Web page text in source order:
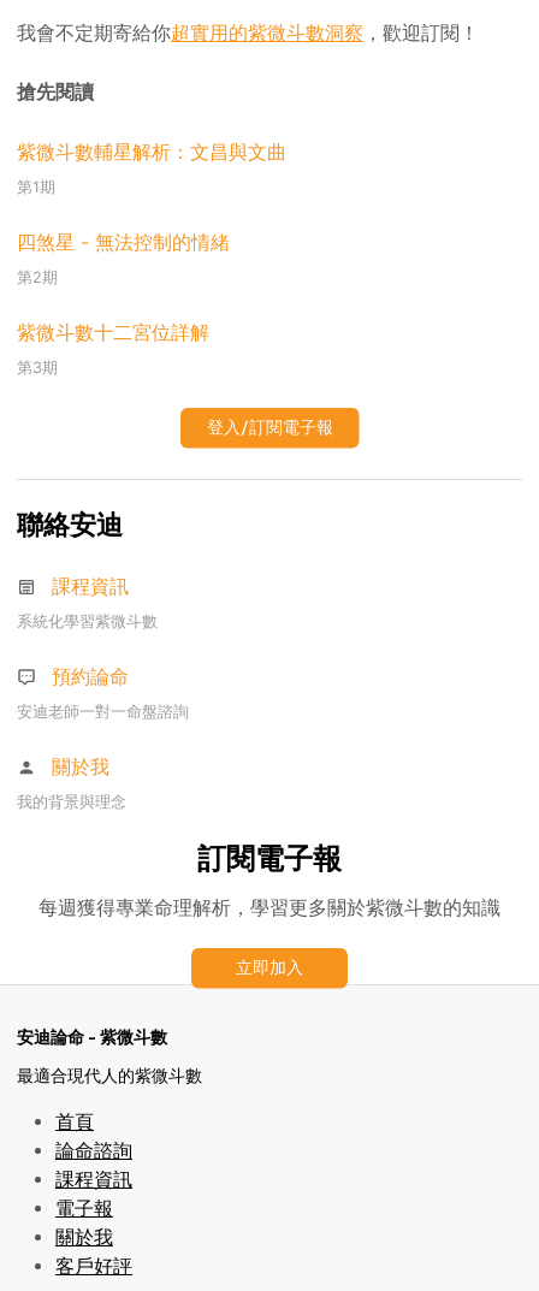
我會不定期寄給你超實用的紫微斗數洞察 ，歡迎訂閱！
搶先閱讀
紫微斗數輔星解析：文昌與文曲
第1期
四煞星 - 無法控制的情緒
第2期
紫微斗數十二宮位詳解
第3期
登入/訂閱電子報
聯絡安迪
課程資訊
系統化學習紫微斗數
預約論命
安迪老師一對一命盤諮詢
關於我
我的背景與理念
訂閱電子報
每週獲得專業命理解析，學習更多關於紫微斗數的知識
立即加入
安迪論命 - 紫微斗數
最適合現代人的紫微斗數
首頁
論命諮詢
課程資訊
電子報
關於我
客戶好評